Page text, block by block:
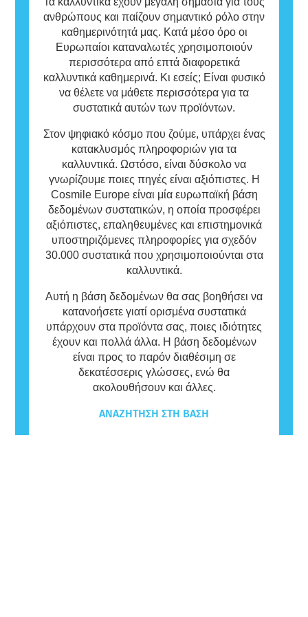
ορισμένα άτομα.
Αυτό σημαίνει ότι το προϊόν είναι ασφαλές
για χρήση από άλλα άτομα.
ανθρώπους και παίζουν σημαντικό ρόλο στην
καθημερινότητά μας. Κατά μέσο όρο οι
Ευρωπαίοι καταναλωτές χρησιμοποιούν
περισσότερα από επτά διαφορετικά
καλλυντικά καθημερινά. Κι εσείς; Είναι φυσικό
να θέλετε να μάθετε περισσότερα για τα
συστατικά αυτών των προϊόντων.
Στον ψηφιακό κόσμο που ζούμε, υπάρχει ένας
κατακλυσμός πληροφοριών για τα
καλλυντικά. Ωστόσο, είναι δύσκολο να
γνωρίζουμε ποιες πηγές είναι αξιόπιστες. Η
Cosmile Europe είναι μία ευρωπαϊκή βάση
δεδομένων συστατικών, η οποία προσφέρει
αξιόπιστες, επαληθευμένες και επιστημονικά
υποστηριζόμενες πληροφορίες για σχεδόν
30.000 συστατικά που χρησιμοποιούνται στα
καλλυντικά.
Αυτή η βάση δεδομένων θα σας βοηθήσει να
κατανοήσετε γιατί ορισμένα συστατικά
υπάρχουν στα προϊόντα σας, ποιες ιδιότητες
έχουν και πολλά άλλα. Η βάση δεδομένων
είναι προς το παρόν διαθέσιμη σε
δεκατέσσερις γλώσσες, ενώ θα
ακολουθήσουν και άλλες.
ΑΝΑΖΉΤΗΣΗ ΣΤΗ ΒΆΣΗ